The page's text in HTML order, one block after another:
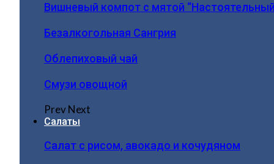
Вишневый компот с мятой
Безалкогольная Сангрия
Облепиховый чай
Смузи овощной
PrevNext
Салаты
Салат с рисом, авокадо и кочудяном